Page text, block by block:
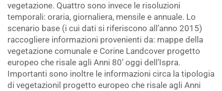
vegetazione. Quattro sono invece le risoluzioni
temporali: oraria, giornaliera, mensile e annuale. Lo
scenario base (i cui dati si riferiscono all’anno 2015)
raccogliere informazioni provenienti da: mappe della
vegetazione comunale e Corine Landcover progetto
europeo che risale agli Anni 80’ oggi dell’Ispra.
Importanti sono inoltre le informazioni circa la tipologia
di vegetazionil progetto europeo che risale agli Anni